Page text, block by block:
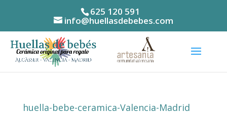
625 120 591
info@huellasdebebes.com
huella-bebe-ceramica-Valencia-Madrid